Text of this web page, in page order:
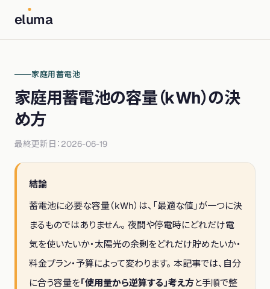
eluma
家庭用蓄電池
家庭用蓄電池の容量（kWh）の決
め方
最終更新日： 2026-06-19
結論
蓄電池に必要な容量（kWh）は、「最適な値」が一つに決
まるものではありません。 夜間や停電時にどれだけ電
気を使いたいか・太陽光の余剰をどれだけ貯めたいか・
料金プラン・予算によって変わります。 本記事では、自分
に合う容量を「使用量から逆算する」考え方と手順で整